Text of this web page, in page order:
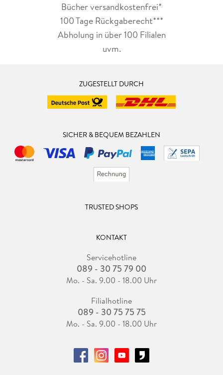
Bücher versandkostenfrei*
100 Tage Rückgaberecht***
Abholung in über 100 Filialen
uvm.
ZUGESTELLT DURCH
SICHER & BEQUEM BEZAHLEN
TRUSTED SHOPS
KONTAKT
Servicehotline
089 - 30 75 79 00
Mo. - Sa. 9.00 - 18.00 Uhr
Filialhotline
089 - 30 75 75 75
Mo. - Sa. 9.00 - 18.00 Uhr